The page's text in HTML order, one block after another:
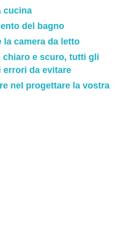
cucina
del bagno
la camera da letto
chiaro e scuro, tutti gli
errori da evitare
nel progettare la vostra